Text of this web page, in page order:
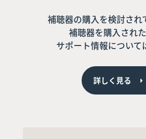
補聴器の購入を検討され
補聴器を購入された
サポート情報について
詳しく見る